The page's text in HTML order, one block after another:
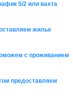
5/2 или вахта
жилье
с проживанием
предоставляем